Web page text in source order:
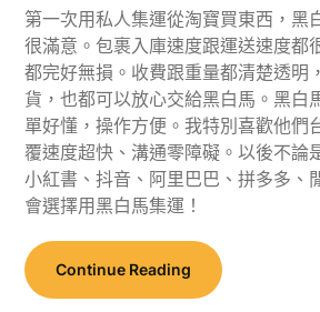
第一次用私人集運從淘寶買東西，黑
很滿意。包裹入庫速度跟運送速度都
都完好無損。收費跟重量都清楚透明
貨，也都可以放心交給黑白馬。黑白
單好懂，操作方便。我特別喜歡他們
覆速度超快、溝通零障礙。以後不論
小紅書、抖音、阿里巴巴、拼多多、
會選擇用黑白馬集運！
Continue Reading